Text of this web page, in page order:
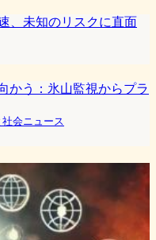
、未知のリスクに直面
かう：氷山監視からプラ
会ニュース